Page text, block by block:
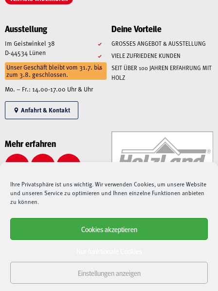
Ihre Privatsphäre ist uns wichtig. Wir verwenden Cookies, um unsere Website
und unseren Service zu optimieren und Ihnen einzelne Funktionen anbieten
zu können.
Cookies akzeptieren
Einstellungen anzeigen
Ausstellung
Im Geistwinkel 38
D-44534 Lünen
Unser Geschäft bleibt vom 31.7. bis
zum 3.8. geschlossen.
Mo. – Fr.: 14.00-17.00 Uhr & Uhr
Anfahrt & Kontakt
Deine Vorteile
GROSSES ANGEBOT & AUSSTELLUNG
VIELE ZUFRIEDENE KUNDEN
SEIT ÜBER 100 JAHREN ERFAHRUNG MIT
HOLZ
Mehr erfahren
Alle angegebenen Preise sind Gesamtpreise inkl. MwSt., zzgl. Liefer-/Versandkosten.
Verzögerungen bei Lieferungen kommen. Nach der Bestellung fragen wir die
Verfügbarkeit und Lieferdauer bei unseren Lieferanten an und
auf dem Laufenden. Sollten Artikel nicht verfügbar sein oder sich Lieferungen verzögern,